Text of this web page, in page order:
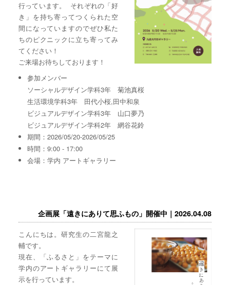
行っています。 それぞれの「好
き」を持ち寄ってつくられた空
間になっていますのでぜひ私た
ちのピクニックに立ち寄ってみ
てください！
ご来場お待ちしております！
参加メンバー
ソーシャルデザイン学科3年 菊池真桜
生活環境学科3年 田代小桜,田中和泉
ビジュアルデザイン学科3年 山口夢乃
ビジュアルデザイン学科2年 網谷花鈴
期間：2026/05/20-2026/05/25
時間：9:00 - 17:00
会場：学内 アートギャラリー
企画展「遠きにありて思ふもの」開催中｜2026.04.08
こんにちは。研究生の二宮龍之
輔です。
現在、「ふるさと」をテーマに
学内のアートギャラリーにて展
示を行っています。